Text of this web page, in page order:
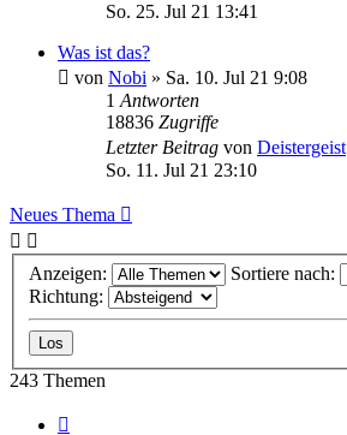
So. 25. Jul 21 13:41
Was ist das?
von Nobi » Sa. 10. Jul 21 9:08
1 Antworten
18836 Zugriffe
Letzter Beitrag von Deistergeist
So. 11. Jul 21 23:10
Neues Thema
Anzeigen:
Sortiere nach:
Richtung:
243 Themen